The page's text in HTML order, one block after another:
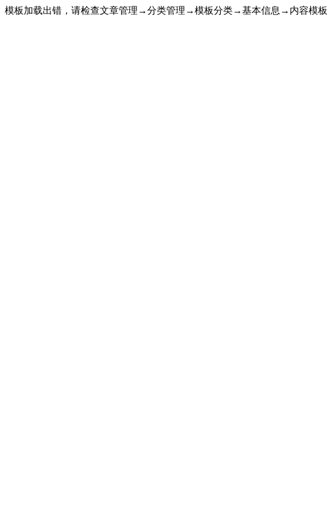
模板加载出错，请检查文章管理→分类管理→模板分类→基本信息→内容模板